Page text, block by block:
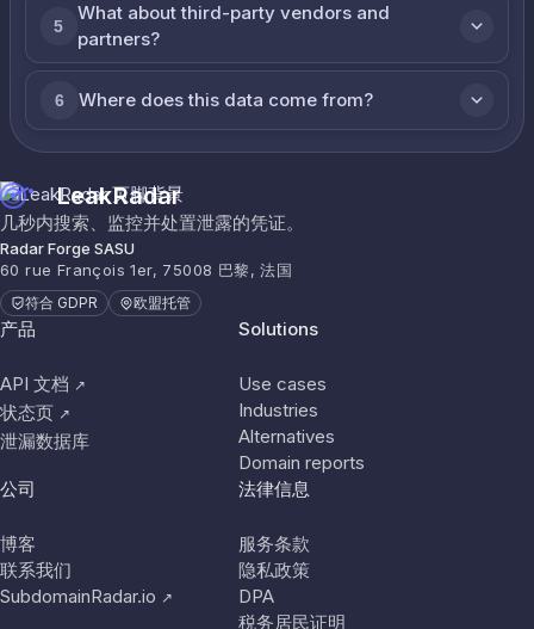
5
What about third-party vendors and
partners?
6 Where does this data come from?
LeakRadar
几秒内搜索、监控并处置泄露的凭证。
Radar Forge SASU
60 rue François 1er, 75008 巴黎, 法国
符合 GDPR 欧盟托管
产品
API 文档 ↗
状态页 ↗
泄漏数据库
Solutions
Use cases
Industries
Alternatives
Domain reports
公司
博客
联系我们
SubdomainRadar.io ↗
法律信息
服务条款
隐私政策
DPA
税务居民证明